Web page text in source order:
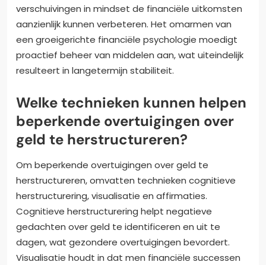
verschuivingen in mindset de financiële uitkomsten
aanzienlijk kunnen verbeteren. Het omarmen van
een groeigerichte financiële psychologie moedigt
proactief beheer van middelen aan, wat uiteindelijk
resulteert in langetermijn stabiliteit.
Welke technieken kunnen helpen
beperkende overtuigingen over
geld te herstructureren?
Om beperkende overtuigingen over geld te
herstructureren, omvatten technieken cognitieve
herstructurering, visualisatie en affirmaties.
Cognitieve herstructurering helpt negatieve
gedachten over geld te identificeren en uit te
dagen, wat gezondere overtuigingen bevordert.
Visualisatie houdt in dat men financiële successen